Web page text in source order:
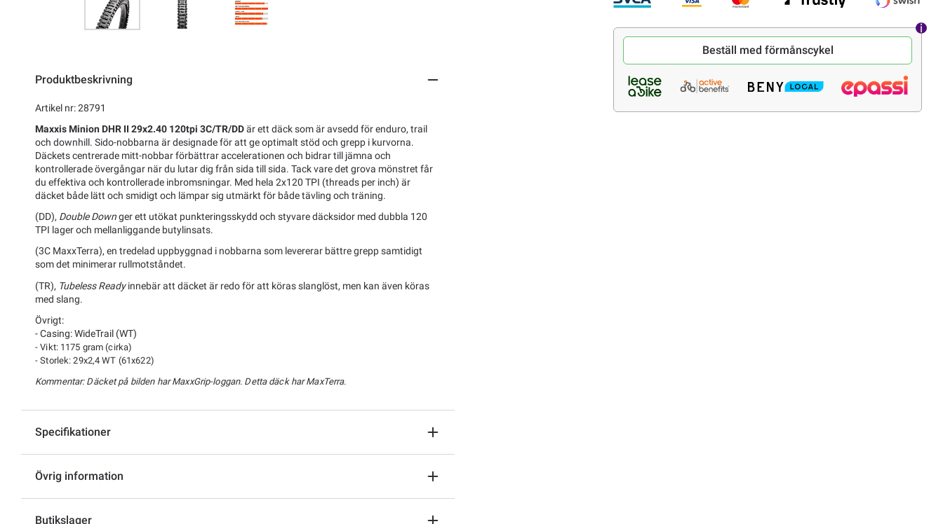
Produktbeskrivning
Artikel nr: 28791
Maxxis Minion DHR II 29x2.40 120tpi 3C/TR/DDär ett däck som är avsedd för enduro, trail
och downhill. Sido-nobbarna är designade för att ge optimalt stöd och grepp i kurvorna.
Däckets centrerade mitt-nobbar förbättrar accelerationen och bidrar till jämna och
kontrollerade övergångar när du lutar dig från sida till sida. Tack vare det grova mönstret får
du effektiva och kontrollerade inbromsningar. Med hela 2x120 TPI (threads per inch) är
däcket både lätt och smidigt och lämpar sig utmärkt för både tävling och träning.
(DD), Double Downger ett utökat punkteringsskydd och styvare däcksidor med dubbla 120
TPI lager och mellanliggande butylinsats.
(3C MaxxTerra), en tredelad uppbyggnad i nobbarna som levererar bättre grepp samtidigt
som det minimerar rullmotståndet.
(TR), Tubeless Readyinnebär att däcket är redo för att köras slanglöst, men kan även köras
med slang.
Övrigt:
- Casing: WideTrail (WT)
-Vikt: 1175 gram (cirka)
- Storlek: 29x2,4 WT (61x622)
Kommentar: Däcket på bilden har MaxxGrip-loggan. Detta däck har MaxTerra.
Specifikationer
Övrig information
Butikslager
Beställ med förmånscykel